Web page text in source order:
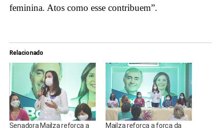
feminina. Atos como esse contribuem”.
Relacionado
Senadora Mailza reforça a
Mailza reforça a força da